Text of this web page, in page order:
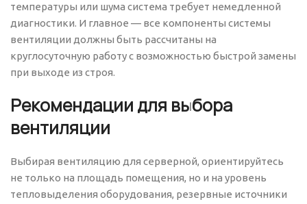
температуры или шума система требует немедленной
диагностики. И главное — все компоненты системы
вентиляции должны быть рассчитаны на
круглосуточную работу с возможностью быстрой замены
при выходе из строя.
Рекомендации для выбора
вентиляции
Выбирая вентиляцию для серверной, ориентируйтесь
не только на площадь помещения, но и на уровень
тепловыделения оборудования, резервные источники